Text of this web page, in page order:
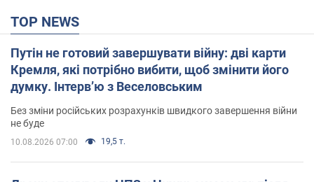
TOP NEWS
Путін не готовий завершувати війну: дві карти
Кремля, які потрібно вибити, щоб змінити його
думку. Інтерв’ю з Веселовським
Без зміни російських розрахунків швидкого завершення війни
не буде
10.08.2026 07:00 19,5 т.